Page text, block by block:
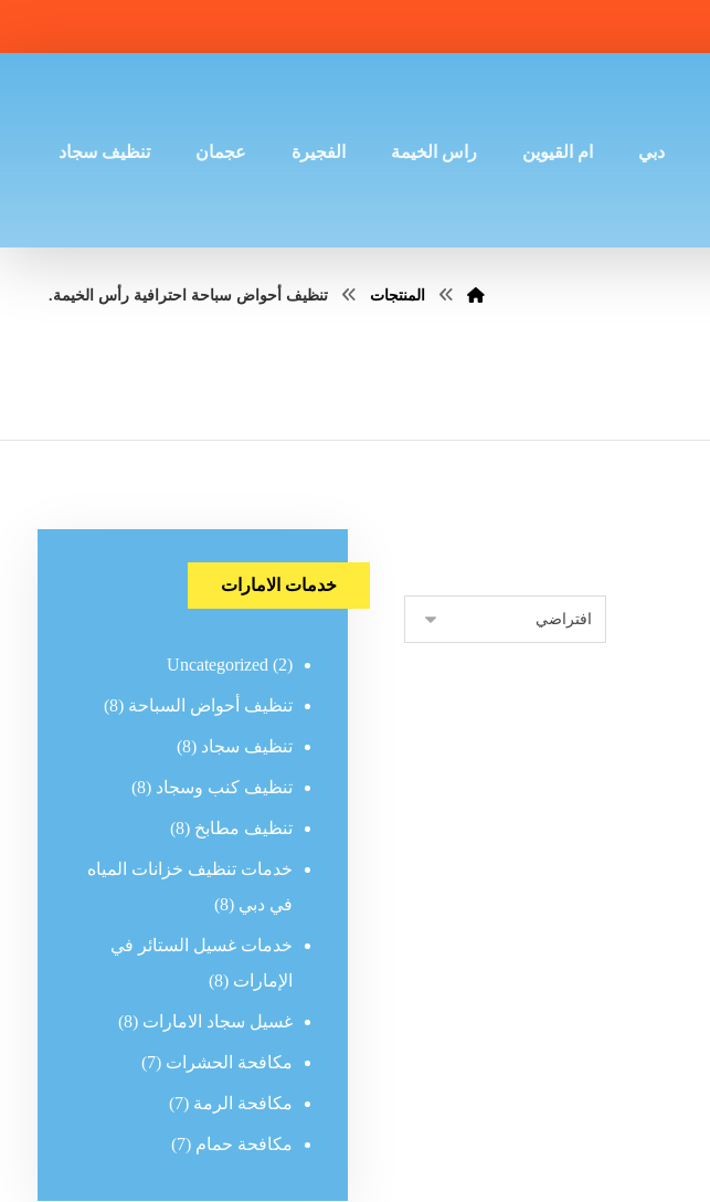
دبي ام القيوين راس الخيمة الفجيرة عجمان تنظيف سجاد
المنتجات تنظيف أحواض سباحة احترافية رأس الخيمة.
خدمات الامارات
Uncategorized (2)
تنظيف أحواض السباحة (8)
تنظيف سجاد (8)
تنظيف كنب وسجاد (8)
تنظيف مطابخ (8)
خدمات تنظيف خزانات المياه
في دبي (8)
خدمات غسيل الستائر في
الإمارات (8)
غسيل سجاد الامارات (8)
مكافحة الحشرات (7)
مكافحة الرمة (7)
مكافحة حمام (7)